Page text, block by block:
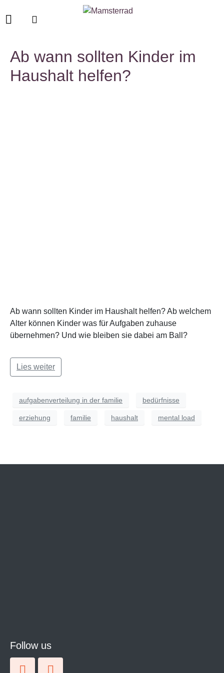
Ab wann sollten Kinder im
Haushalt helfen?
Ab wann sollten Kinder im Haushalt helfen? Ab welchem
Alter können Kinder was für Aufgaben zuhause
übernehmen? Und wie bleiben sie dabei am Ball?
Lies weiter
aufgabenverteilung in der familie bedürfnisse
erziehung familie haushalt mental load
Follow us